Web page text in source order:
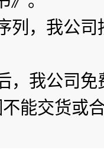
列，我公
，我公司
能交货或